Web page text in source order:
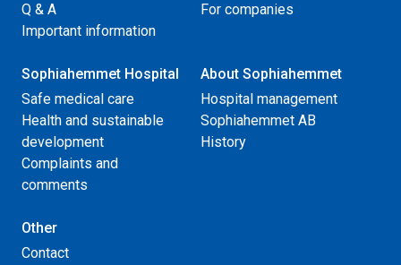
Q & A
Important information
For companies
Sophiahemmet Hospital
Safe medical care
Health and sustainable
development
Complaints and
comments
About Sophiahemmet
Hospital management
Sophiahemmet AB
History
Other
Contact